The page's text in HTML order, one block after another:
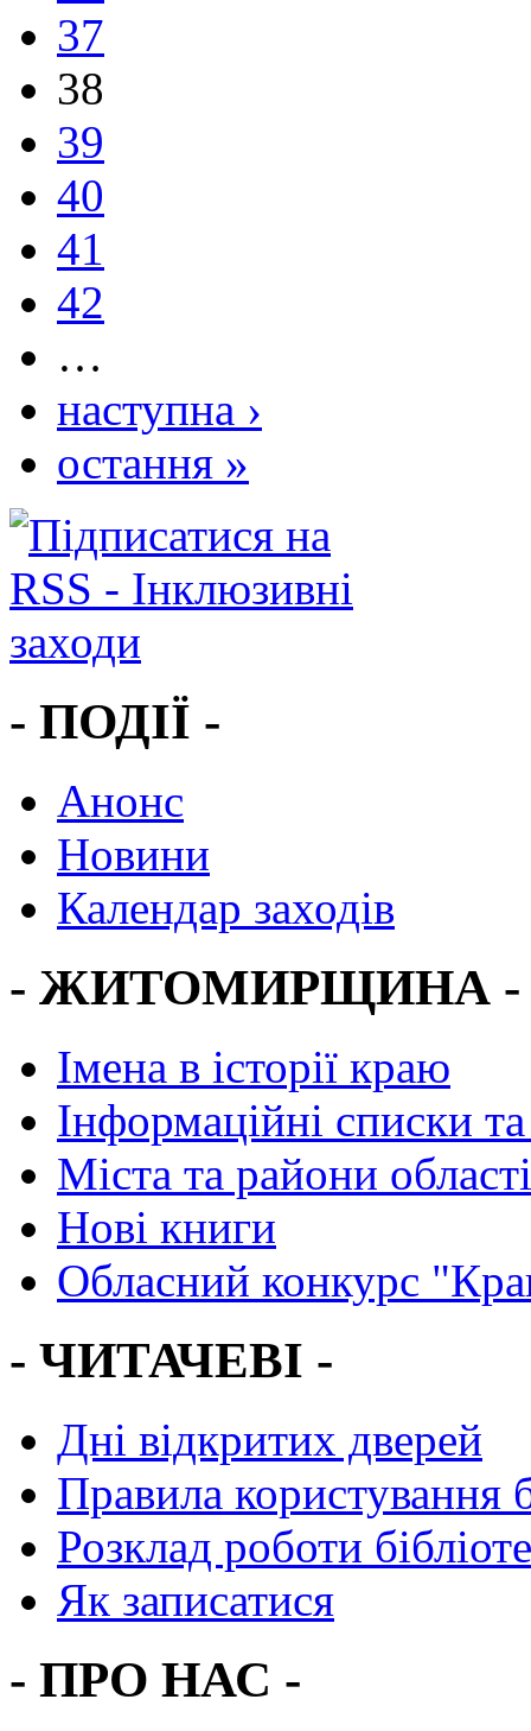
37
38
39
40
41
42
…
наступна ›
остання »
- ПОДІЇ -
Анонс
Новини
Календар заходів
- ЖИТОМИРЩИНА -
Імена в історії краю
Інформаційні списки
Міста та райони області
Нові книги
Обласний конкурс
- ЧИТАЧЕВІ -
Дні відкритих дверей
Правила користування
Розклад роботи
Як записатися
- ПРО НАС -